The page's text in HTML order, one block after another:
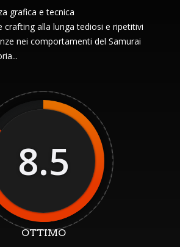
grafica e tecnica
alla lunga tediosi e ripetitivi
nei comportamenti del Samurai
8.5
OTTIMO